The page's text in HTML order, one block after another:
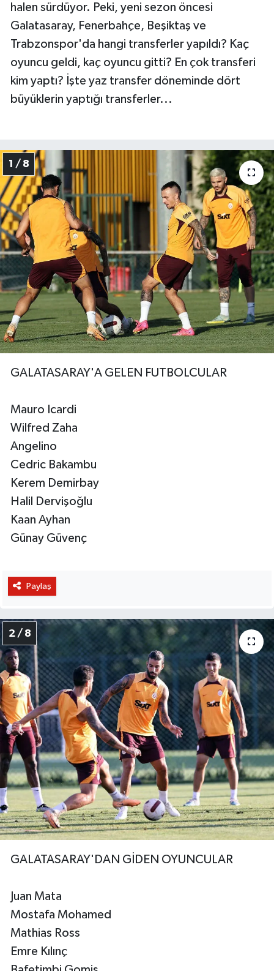
halen sürdüyor. Peki, yeni sezon öncesi
Galatasaray, Fenerbahçe, Beşiktaş ve
Trabzonspor'da hangi transferler yapıldı? Kaç
oyuncu geldi, kaç oyuncu gitti? En çok transferi
kim yaptı? İşte yaz transfer döneminde dört
büyüklerin yaptığı transferler...
1 / 8
GALATASARAY'A GELEN FUTBOLCULAR
Mauro Icardi
Wilfred Zaha
Angelino
Cedric Bakambu
Kerem Demirbay
Halil Dervişoğlu
Kaan Ayhan
Günay Güvenç
Paylaş
2 / 8
GALATASARAY'DAN GİDEN OYUNCULAR
Juan Mata
Mostafa Mohamed
Mathias Ross
Emre Kılınç